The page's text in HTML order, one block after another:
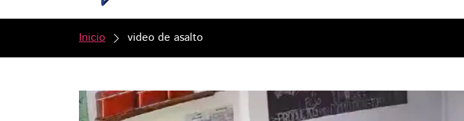
Inicio video de asalto